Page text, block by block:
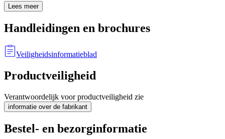
Lees meer
Handleidingen en brochures
Veiligheidsinformatieblad
Productveiligheid
Verantwoordelijk voor productveiligheid zie
informatie over de fabrikant
Bestel- en bezorginformatie